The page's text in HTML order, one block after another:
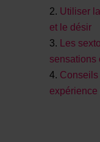
Utiliser
et le désir
Les
sensations
Conseils
expérience